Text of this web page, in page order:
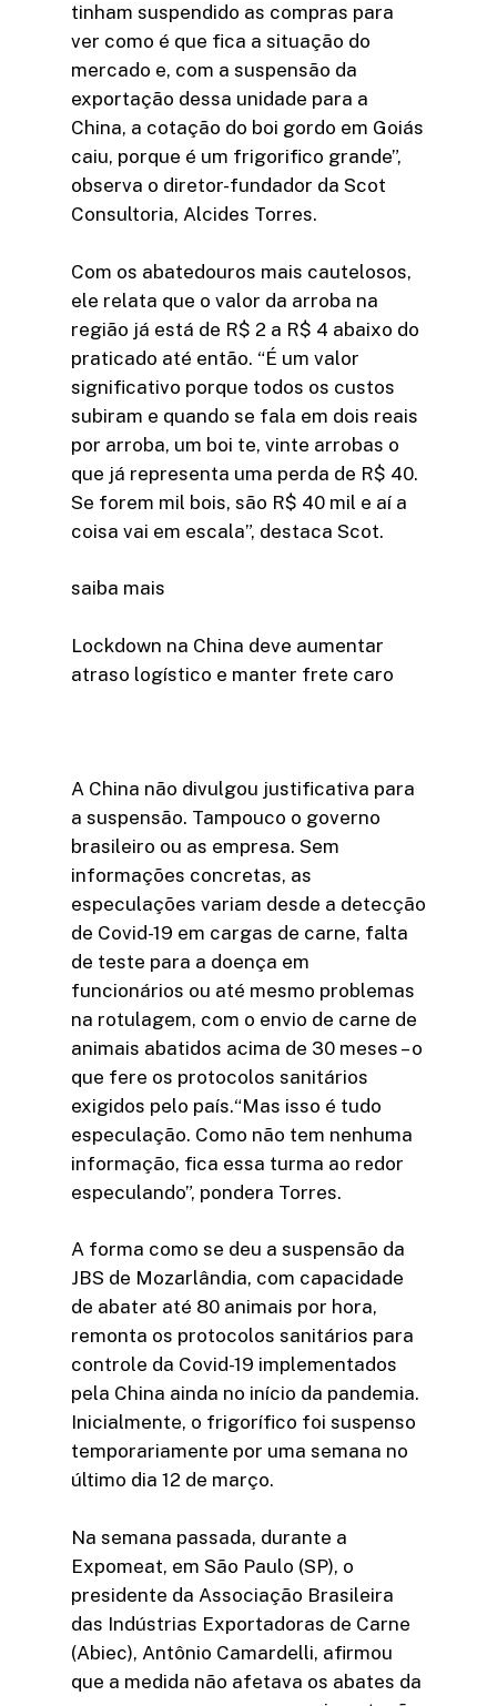
tinham suspendido as compras para
ver como é que fica a situação do
mercado e, com a suspensão da
exportação dessa unidade para a
China, a cotação do boi gordo em Goiás
caiu, porque é um frigorifico grande”,
observa o diretor-fundador da Scot
Consultoria, Alcides Torres.
Com os abatedouros mais cautelosos,
ele relata que o valor da arroba na
região já está de R$ 2 a R$ 4 abaixo do
praticado até então. “É um valor
significativo porque todos os custos
subiram e quando se fala em dois reais
por arroba, um boi te, vinte arrobas o
que já representa uma perda de R$ 40.
Se forem mil bois, são R$ 40 mil e aí a
coisa vai em escala”, destaca Scot.
saiba mais
Lockdown na China deve aumentar
atraso logístico e manter frete caro
A China não divulgou justificativa para
a suspensão. Tampouco o governo
brasileiro ou as empresa. Sem
informações concretas, as
especulações variam desde a detecção
de Covid-19 em cargas de carne, falta
de teste para a doença em
funcionários ou até mesmo problemas
na rotulagem, com o envio de carne de
animais abatidos acima de 30 meses – o
que fere os protocolos sanitários
exigidos pelo país.“Mas isso é tudo
especulação. Como não tem nenhuma
informação, fica essa turma ao redor
especulando”, pondera Torres.
A forma como se deu a suspensão da
JBS de Mozarlândia, com capacidade
de abater até 80 animais por hora,
remonta os protocolos sanitários para
controle da Covid-19 implementados
pela China ainda no início da pandemia.
Inicialmente, o frigorífico foi suspenso
temporariamente por uma semana no
último dia 12 de março.
Na semana passada, durante a
Expomeat, em São Paulo (SP), o
presidente da Associação Brasileira
das Indústrias Exportadoras de Carne
(Abiec), Antônio Camardelli, afirmou
que a medida não afetava os abates da